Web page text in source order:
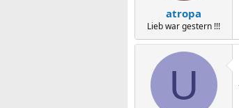
atropa
Lieb war gestern !!!
U